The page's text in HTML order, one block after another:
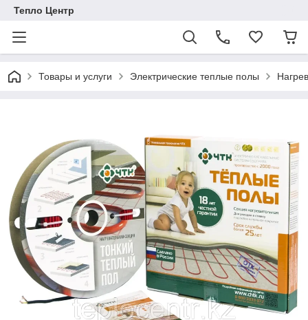
Тепло Центр
Товары и услуги Электрические теплые полы